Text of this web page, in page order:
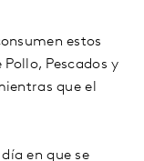
estos
Pescados y
que el
en que se